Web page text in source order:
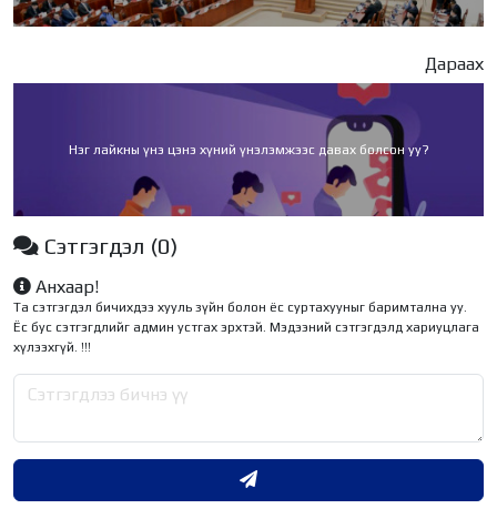
Дараах
Нэг лайкны үнэ цэнэ хүний үнэлэмжээс давах болсон уу?
Сэтгэгдэл (0)
Анхаар!
Та сэтгэгдэл бичихдээ хууль зүйн болон ёс суртахууныг баримтална уу.
Ёс бус сэтгэгдлийг админ устгах эрхтэй. Мэдээний сэтгэгдэлд хариуцлага
хүлээхгүй. !!!